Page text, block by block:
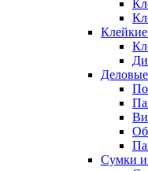
Сумки и